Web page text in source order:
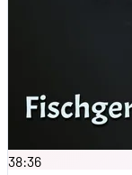
38:36